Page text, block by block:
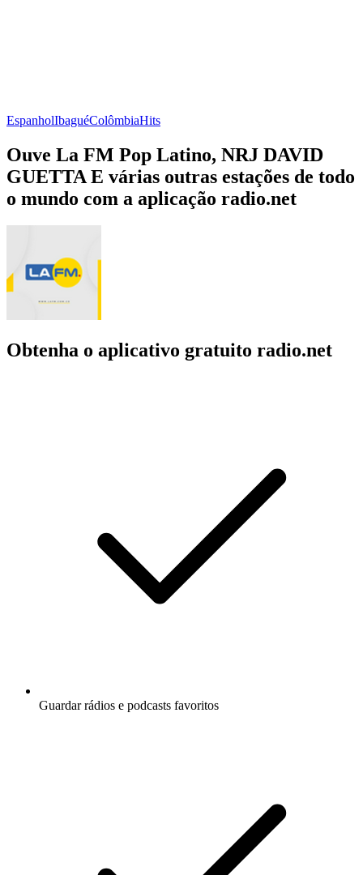
EspanholIbaguéColômbiaHits
Ouve La FM Pop Latino, NRJ DAVID
GUETTA E várias outras estações de todo
o mundo com a aplicação radio.net
Obtenha o aplicativo gratuito radio.net
Guardar rádios e podcasts favoritos